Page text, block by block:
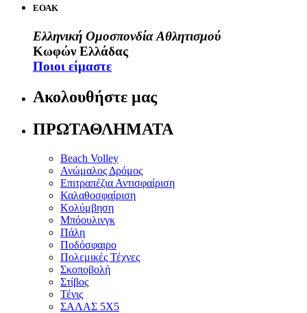
ΕΟΑΚ
Ελληνική Ομοσπονδία Αθλητισμού
Κωφών Ελλάδας
Ποιοι είμαστε
Ακολουθήστε μας
ΠΡΩΤΑΘΛΗΜΑΤΑ
Beach Volley
Ανώμαλος Δρόμος
Επιτραπέζια Αντισφαίριση
Καλαθοσφαίριση
Κολύμβηση
Μπόουλινγκ
Πάλη
Ποδόσφαιρο
Πολεμικές Τέχνες
Σκοποβολή
Στίβος
Τένις
ΣΑΛΑΣ 5Χ5